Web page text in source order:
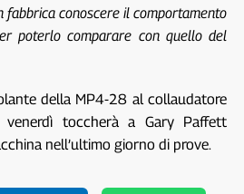
fabbrica conoscere il comportamento
poterlo comparare con quello del
della MP4-28 al collaudatore
venerdì toccherà a Gary Paffett
nell’ultimo giorno di prove.